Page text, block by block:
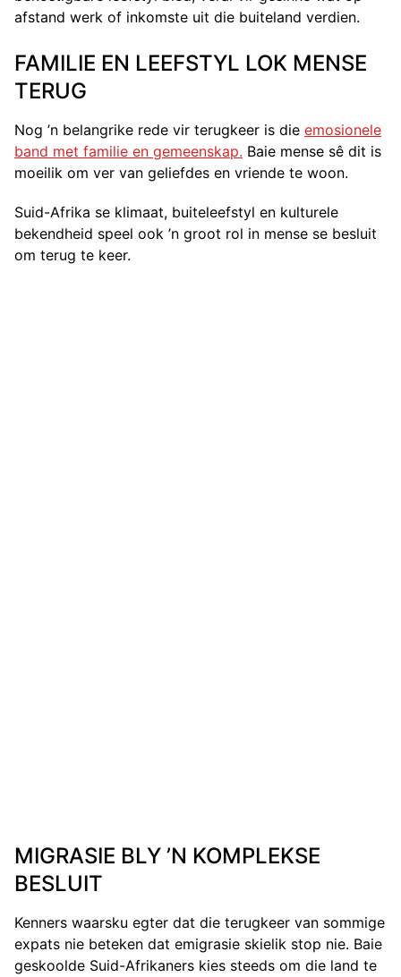
afstand werk of inkomste uit die buiteland verdien.
FAMILIE EN LEEFSTYL LOK MENSE
TERUG
Nog ’n belangrike rede vir terugkeer is die emosionele
band met familie en gemeenskap. Baie mense sê dit is
moeilik om ver van geliefdes en vriende te woon.
Suid-Afrika se klimaat, buiteleefstyl en kulturele
bekendheid speel ook ’n groot rol in mense se besluit
om terug te keer.
MIGRASIE BLY ’N KOMPLEKSE
BESLUIT
Kenners waarsku egter dat die terugkeer van sommige
expats nie beteken dat emigrasie skielik stop nie. Baie
geskoolde Suid-Afrikaners kies steeds om die land te